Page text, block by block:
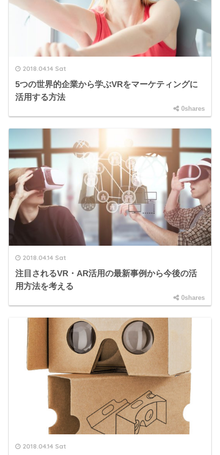
2018.04.14 Sat
5つの世界的企業から学ぶVRをマーケティングに
活用する方法
0shares
2018.04.14 Sat
注目されるVR・AR活用の最新事例から今後の活
用方法を考える
0shares
2018.04.14 Sat